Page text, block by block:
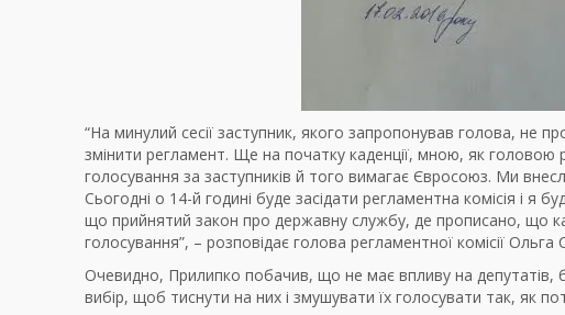
“На минулий сесії заступник, якого запропонував голова, не
змінити регламент. Ще на початку каденції, мною, як головою
голосування за заступників й того вимагає Євросоюз. Ми
Сьогодні о 14-й годині буде засідати регламентна комісія і я
що прийнятий закон про державну службу, де прописано, що
голосування”, – розповідає голова регламентної комісії Ольга
Очевидно, Прилипко побачив, що не має впливу на депутатів,
вибір, щоб тиснути на них і змушувати їх голосувати так, як